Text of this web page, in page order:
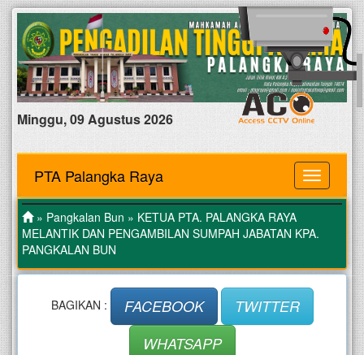
Minggu, 09 Agustus 2026
MENU
PTA Palangka Raya
» Pangkalan Bun » KETUA PTA. PALANGKA RAYA
MELANTIK DAN PENGAMBILAN SUMPAH JABATAN KPA.
PANGKALAN BUN
BAGIKAN : FACEBOOK
TWITTER
WHATSAPP